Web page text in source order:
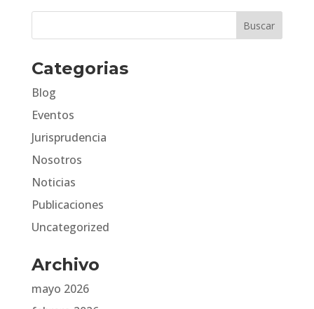
Categorias
Blog
Eventos
Jurisprudencia
Nosotros
Noticias
Publicaciones
Uncategorized
Archivo
mayo 2026